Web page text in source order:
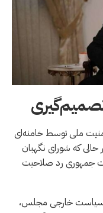
امنیت ملی توسط خامنه‌ای
در حالی که شورای نگهبان
جمهوری رد صلاحیت
سیاست خارجی مجلس،